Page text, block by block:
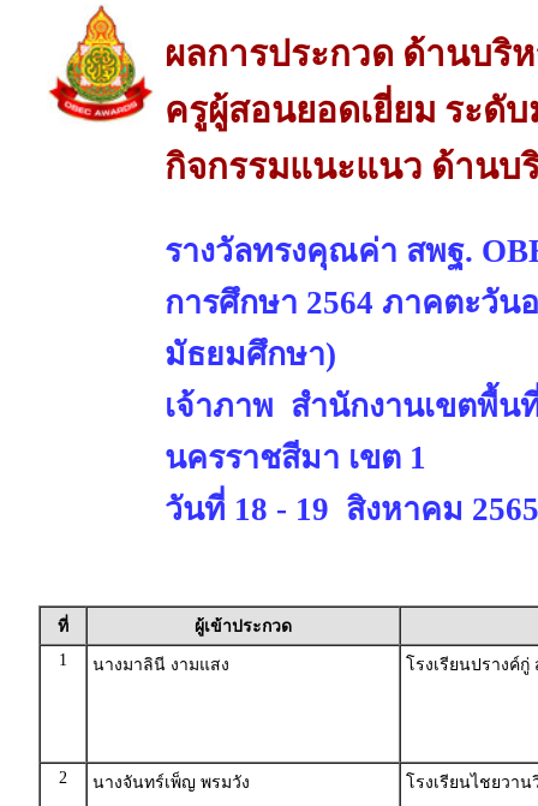
ผลการประกวด ด้านบริ
ครูผู้สอนยอดเยี่ยม ระดั
กิจกรรมแนะแนว ด้านบ
รางวัลทรงคุณค่า สพฐ.
การศึกษา 2564 ภาคตะวัน
มัธยมศึกษา)
เจ้าภาพ สำนักงานเขตพื้น
นครราชสีมา เขต 1
วันที่ 18 - 19 สิงหาคม 2565
ที่
ผู้เข้าประกวด
1
นางมาลินี งามแสง โรงเรียนปรางค์
2 นางจันทร์เพ็ญ พรมวัง โรงเรียนไชยวา